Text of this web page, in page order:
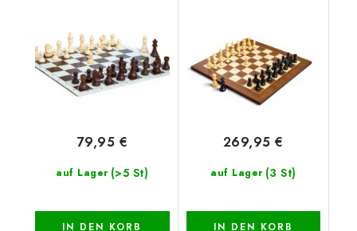
auf Lager (>5 St)
79,95 €
IN DEN KORB
auf Lager (3 St)
269,95 €
IN DEN KORB